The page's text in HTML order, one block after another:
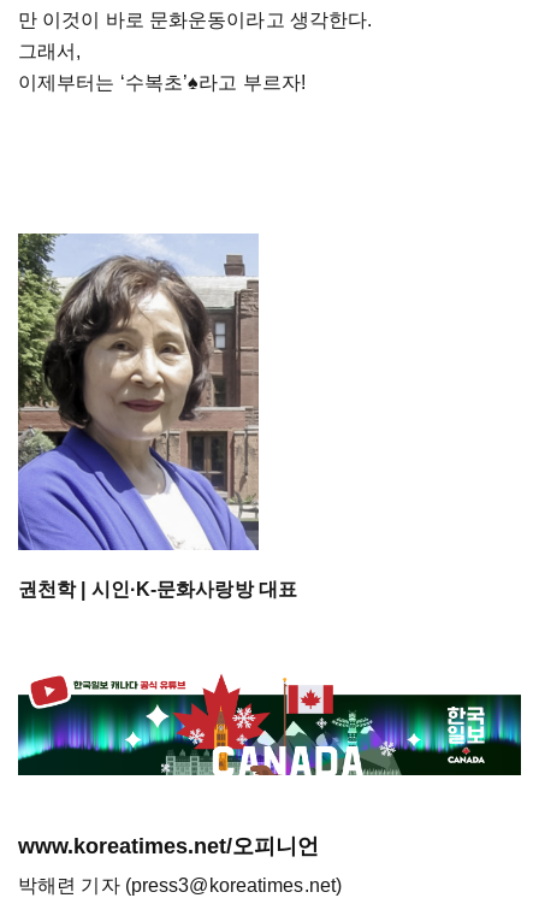
만 이것이 바로 문화운동이라고 생각한다.
그래서,
이제부터는 ‘수복초’♠라고 부르자!
권천학 | 시인·K-문화사랑방 대표
www.koreatimes.net/오피니언
박해련 기자 (press3@koreatimes.net)